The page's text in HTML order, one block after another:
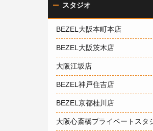
スタジオ
BEZEL大阪本町本店
BEZEL大阪茨木店
大阪江坂店
BEZEL神戸住吉店
BEZEL京都桂川店
大阪心斎橋プライベートスタ